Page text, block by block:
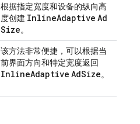
根据指定宽度和设备的纵向高
度创建 InlineAdaptive Ad
Size。
该方法非常便捷，可以根据当
前界面方向和特定宽度返回
InlineAdaptive AdSize。